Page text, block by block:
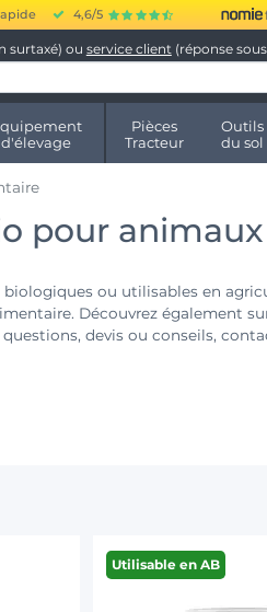
4,6/5
surtaxé) ou service client (réponse
d'élevage
Pièces
Tracteur
Outils
du sol
pour animaux
ou utilisables en
Découvrez également
questions, devis ou conseils,
Utilisable en AB